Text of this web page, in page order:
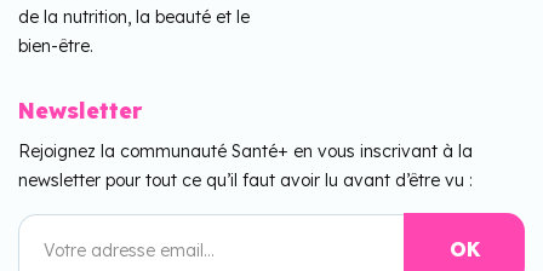
de la nutrition, la beauté et le
bien-être.
Newsletter
Rejoignez la communauté Santé+ en vous inscrivant à la
newsletter pour tout ce qu’il faut avoir lu avant d’être vu :